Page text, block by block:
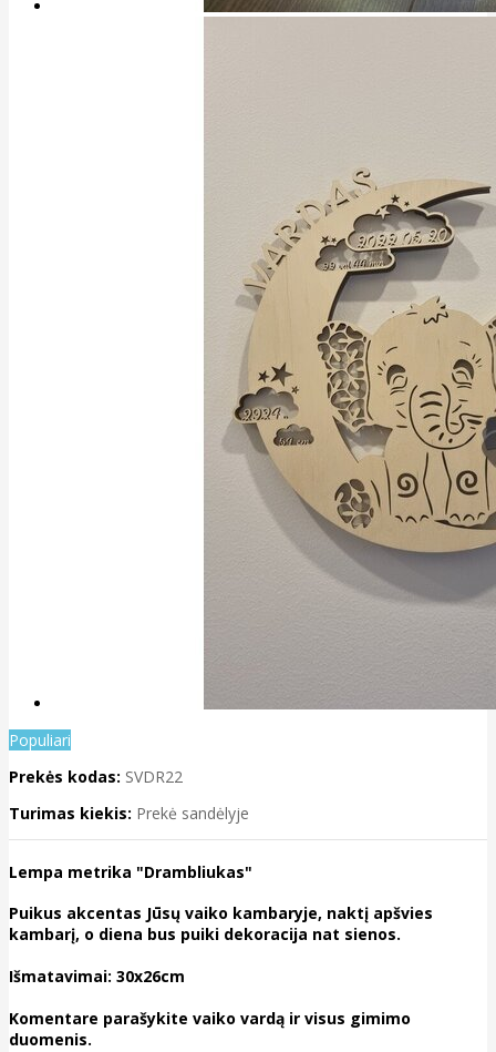
Populiari
Prekės kodas: SVDR22
Turimas kiekis: Prekė sandėlyje
Lempa metrika "Drambliukas"
Puikus akcentas Jūsų vaiko kambaryje, naktį apšvies
kambarį, o diena bus puiki dekoracija nat sienos.
Išmatavimai: 30x26cm
Komentare parašykite vaiko vardą ir visus gimimo
duomenis.